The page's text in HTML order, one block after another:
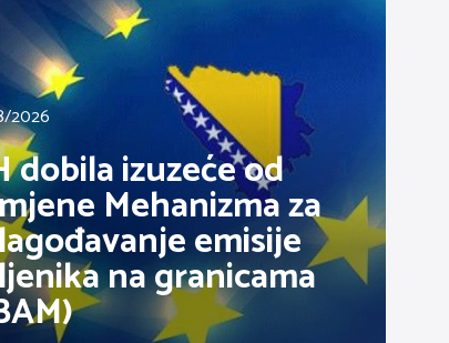
2026
dobila izuzeće od
Mehanizma za
emisije
na granicama